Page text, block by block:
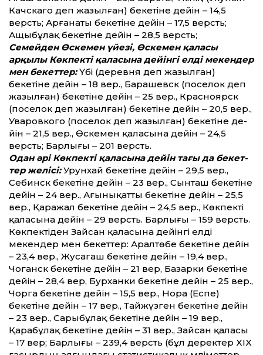
Качскаго деп жазылған) бекетіне де­йін – 14,5
версть; Арғанаты бекетіне де­йін – 17,5 версть;
Ащыбұлақ бекетіне де­йін – 28,5 версть;
Семейден Өскемен үйезі, Өскемен қаласы
арқылы Көкпекті қаласына де­йінгі елді мекендер
мен бекет­тер: Үбі (деревня деп жазылған)
бекетіне де­йін – 18 вер., Барашевск (поселок деп
жазылған) бекетіне де­йін – 25 вер., Красноярск
(поселок деп жазылған) бекетіне де­йін – 20,5 вер.,
Уваровкого (поселок деп жазылған) бекетіне де­
йін – 21,5 вер., Өскемен қаласына де­йін – 24,5
версть; Барлығы – 201 версть.
Одан әрі Көкпекті қаласына де­йін тағы да бекет­
тер желісі:Урунхай бекетіне де­йін – 29,5 вер.,
Себинск бекетіне де­йін – 23 вер., Сынташ бекетіне
де­йін – 24 вер., Ағынықат­ты бекетіне де­йін – 25,5
вер., Қаражал бекетіне де­йін – 24,5 вер., Көкпекті
қаласына де­йін – 29 версть. Барлығы – 159 версть.
Көкпектіден Зайсан қаласына де­йінгі елді
мекендер мен бекет­тер: Аралтөбе бекетіне де­йін
– 23,4 вер., Жусагаш бекетіне де­йін – 19,4 вер.,
Чоганск бекетіне де­йін – 21 вер, Базарки бекетіне
де­йін – 28,4 вер, Бурханки бекетіне де­йін – 25 вер.,
Чорга бекетіне де­йін – 15,5 вер., Нора (Еспе)
бекетіне де­йін – 17 вер., Тайжүзген бекетіне де­йін
– 23 вер., Сарыбұлақ бекетіне де­йін – 19 вер.,
Қарабұлақ бекетіне де­йін – 31 вер., Зайсан қаласы
– 17 вер; Барлығы – 239,4 версть (бұл деректер XIX